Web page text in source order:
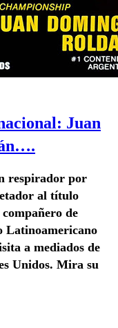
Juan
respirador por
al título
de
Latinoamericano
a mediados de
Unidos. Mira su